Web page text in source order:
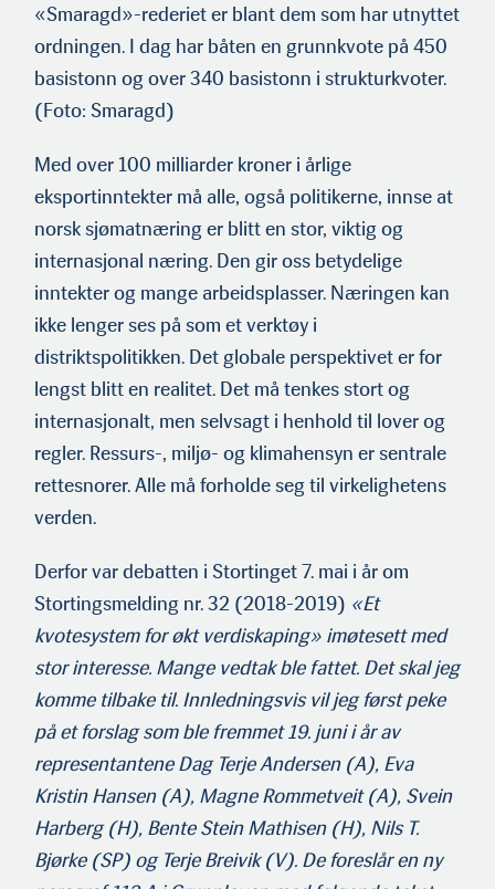
«Smaragd»-rederiet er blant dem som har utnyttet
ordningen. I dag har båten en grunnkvote på 450
basistonn og over 340 basistonn i strukturkvoter.
(Foto: Smaragd)
Med over 100 milliarder kroner i årlige
eksportinntekter må alle, også politikerne, innse at
norsk sjømatnæring er blitt en stor, viktig og
internasjonal næring. Den gir oss betydelige
inntekter og mange arbeidsplasser. Næringen kan
ikke lenger ses på som et verktøy i
distriktspolitikken. Det globale perspektivet er for
lengst blitt en realitet. Det må tenkes stort og
internasjonalt, men selvsagt i henhold til lover og
regler. Ressurs-, miljø- og klimahensyn er sentrale
rettesnorer. Alle må forholde seg til virkelighetens
verden.
Derfor var debatten i Stortinget 7. mai i år om
Stortingsmelding nr. 32 (2018-2019) «Et
kvotesystem for økt verdiskaping» imøtesett med
stor interesse. Mange vedtak ble fattet. Det skal jeg
komme tilbake til. Innledningsvis vil jeg først peke
på et forslag som ble fremmet 19. juni i år av
representantene Dag Terje Andersen (A), Eva
Kristin Hansen (A), Magne Rommetveit (A), Svein
Harberg (H), Bente Stein Mathisen (H), Nils T.
Bjørke (SP) og Terje Breivik (V). De foreslår en ny